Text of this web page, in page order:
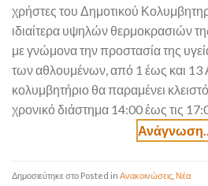
χρήστες του Δημοτικού
ιδιαίτερα υψηλών θερμοκρασιών
με γνώμονα την προστασία της
των αθλουμένων, από 1 έως και 13
κολυμβητήριο θα παραμένει
χρονικό διάστημα 14:00 έως τις
Posted in Ανακοινώσεις Νέα